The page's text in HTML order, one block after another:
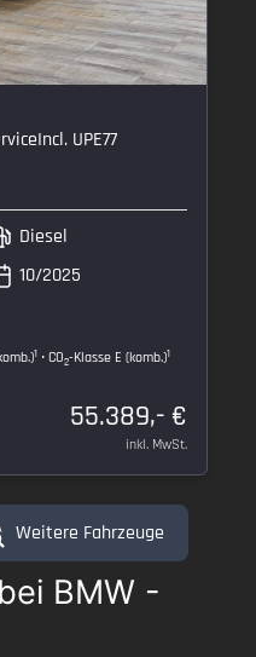
UPE77
Diesel
10/2025
1 • CO2-Klasse E (komb.)1
55.389,- €
inkl. MwSt.
Weitere Fahrzeuge
BMW -